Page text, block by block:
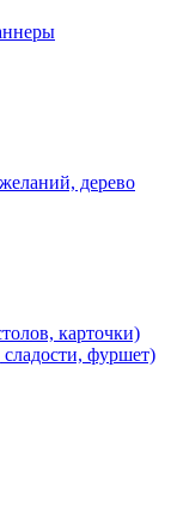
дерево
карточки)
фуршет)